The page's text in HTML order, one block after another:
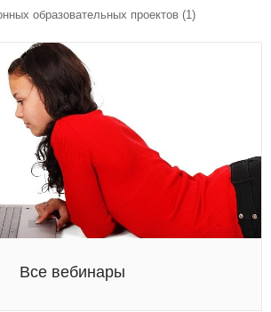
образовательных проектов (1)
Все вебинары